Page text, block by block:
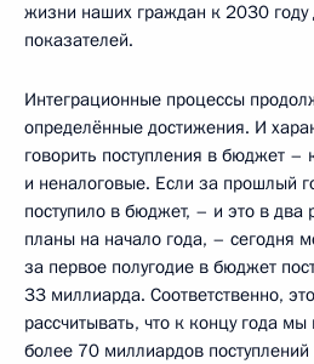
жизни наших граждан к 2030 году
показателей.
Интеграционные процессы
определённые достижения. И
говорить поступления в бюджет –
и неналоговые. Если за прошлый
поступило в бюджет, – и это в
планы на начало года, – сегодня
за первое полугодие в бюджет
33 миллиарда. Соответственно,
рассчитывать, что к концу года
более 70 миллиардов